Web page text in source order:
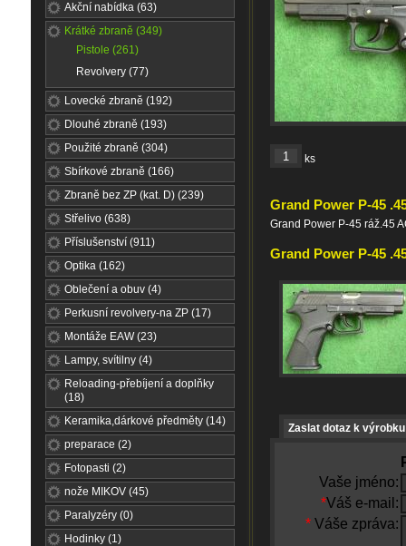
Akční nabídka (63)
Krátké zbraně (349)
Pistole (261)
Revolvery (77)
Lovecké zbraně (192)
Dlouhé zbraně (193)
Použité zbraně (304)
Sbírkové zbraně (166)
Zbraně bez ZP (kat. D) (239)
Střelivo (638)
Příslušenství (911)
Optika (162)
Oblečení a obuv (4)
Perkusní revolvery-na ZP (17)
Montáže EAW (23)
Lampy, svítilny (4)
Reloading-přebíjení a doplňky
(18)
Keramika,dárkové předměty (14)
preparace (2)
Fotopasti (2)
nože MIKOV (45)
Paralyzéry (0)
Hodinky (1)
ks
Grand Power P-45
Grand Power P-45 ráž.45
Grand Power P-45
Zaslat dotaz k výrobku
Vaše jméno:
*Váš e-mail:
* Váše zpráva: